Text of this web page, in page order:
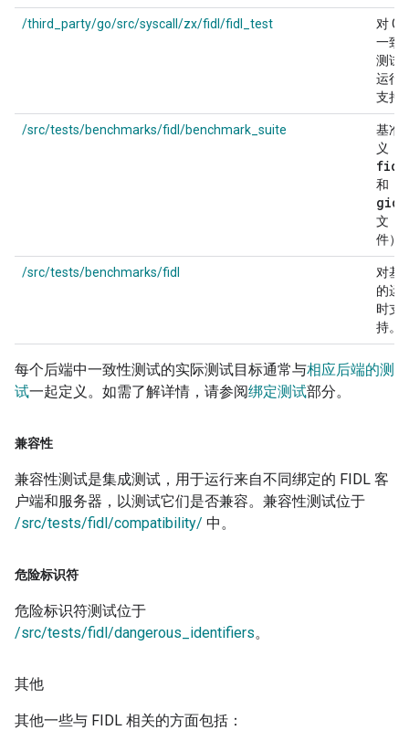
/third_party/go/src/syscall/zx/fidl/fidl_test
对 Go
一致
测试
运行
支持
/src/tests/benchmarks/fidl/benchmark_suite
基准
义（
fidl
和
gidl
文
件）
/src/tests/benchmarks/fidl
对基
的运
时支
持。
每个后端中一致性测试的实际测试目标通常与相应后端的测
试一起定义。如需了解详情，请参阅绑定测试部分。
兼容性
兼容性测试是集成测试，用于运行来自不同绑定的 FIDL 客
户端和服务器，以测试它们是否兼容。兼容性测试位于
/src/tests/fidl/compatibility/ 中。
危险标识符
危险标识符测试位于
/src/tests/fidl/dangerous_identifiers。
其他
其他一些与 FIDL 相关的方面包括：